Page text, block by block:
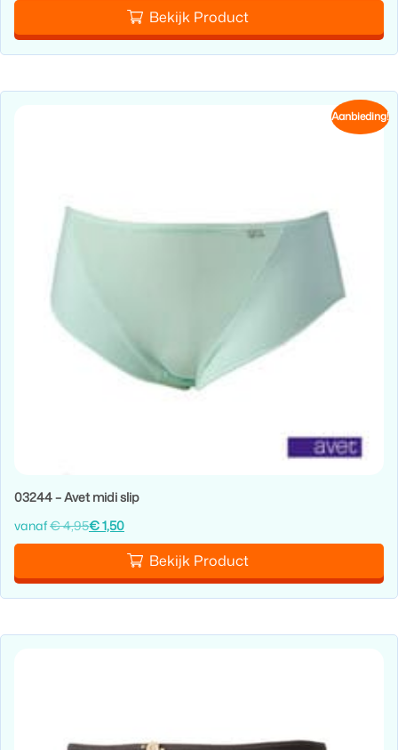
Bekijk Product
Aanbieding!
03244 – Avet midi slip
vanaf€4,95€1,50
Bekijk Product